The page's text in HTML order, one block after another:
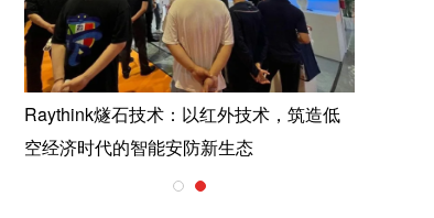
Raythink燧石技术：以红外技术，筑造低
空经济时代的智能安防新生态